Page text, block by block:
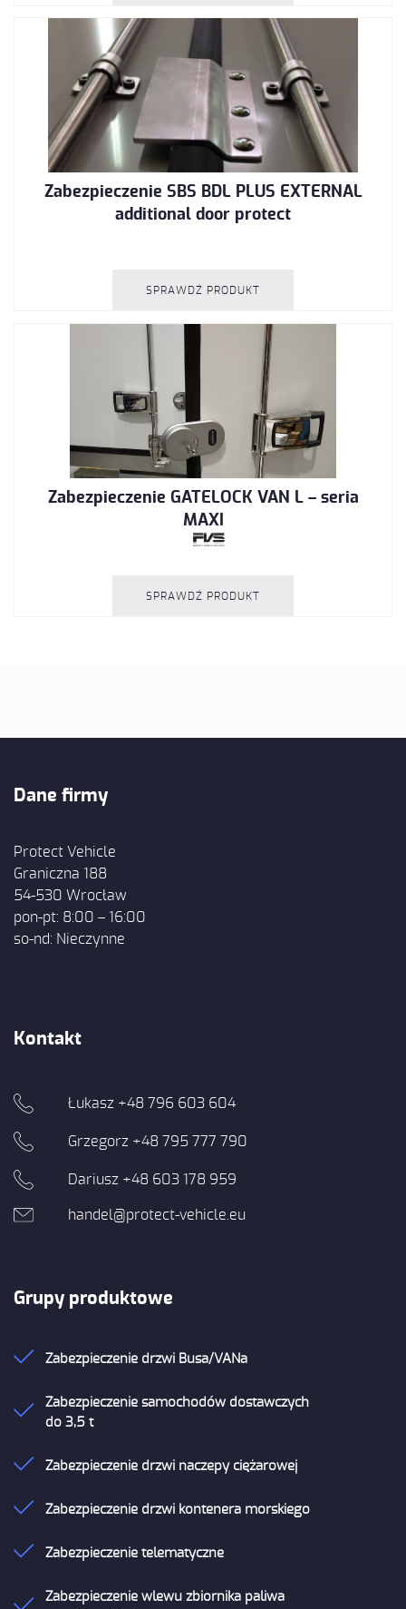
Zabezpieczenie SBS BDL PLUS EXTERNAL
additional door protect
SPRAWDŹ PRODUKT
Zabezpieczenie GATELOCK VAN L – seria
MAXI
SPRAWDŹ PRODUKT
Dane firmy
Protect Vehicle
Graniczna 188
54-530 Wrocław
pon-pt: 8:00 – 16:00
so-nd: Nieczynne
Kontakt
Łukasz +48 796 603 604
Grzegorz +48 795 777 790
Dariusz +48 603 178 959
handel@protect-vehicle.eu
Grupy produktowe
Zabezpieczenie drzwi Busa/VANa
Zabezpieczenie samochodów dostawczych
do 3,5 t
Zabezpieczenie drzwi naczepy ciężarowej
Zabezpieczenie drzwi kontenera morskiego
Zabezpieczenie telematyczne
Zabezpieczenie wlewu zbiornika paliwa